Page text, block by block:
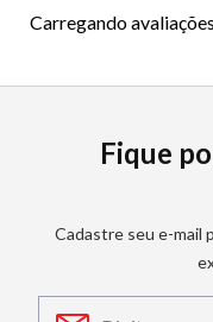
Carregando
Fique
Cadastre seu e-mail